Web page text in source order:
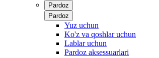
Pardoz
Pardoz
Yuz uchun
Ko'z va qoshlar uchun
Lablar uchun
Pardoz aksessuarlari